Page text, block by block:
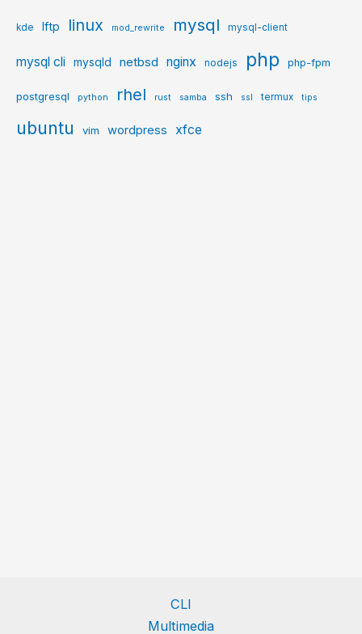
kde lftp linux mod_rewrite mysql mysql-client
mysql cli mysqld netbsd nginx nodejs php php-fpm
postgresql python rhel rust samba ssh ssl termux tips
ubuntu vim wordpress xfce
CLI
Multimedia